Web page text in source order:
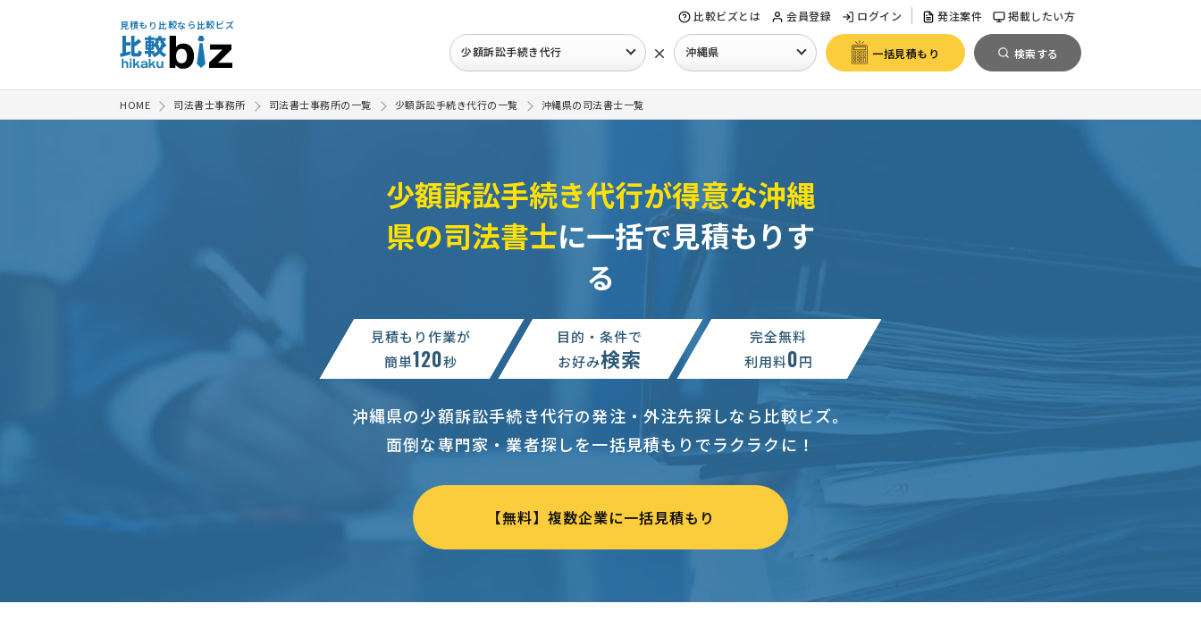
見積もり比較なら比較ビズ
比較ビズとは 会員登録 ログイン 発注案件 掲載したい方
少額訴訟手続き代行 × 沖縄県 一括見積もり 検索する
HOME 司法書士事務所 司法書士事務所の一覧 少額訴訟手続き代行の一覧 沖縄県の司法書士一覧
少額訴訟手続き代行が得意な沖縄
県の司法書士に一括で見積もりす
る
見積もり作業が
簡単120秒
目的・条件で
お好み検索
完全無料
利用料0円
沖縄県の少額訴訟手続き代行の発注・外注先探しなら比較ビズ。
面倒な専門家・業者探しを一括見積もりでラクラクに！
【無料】複数企業に一括見積もり